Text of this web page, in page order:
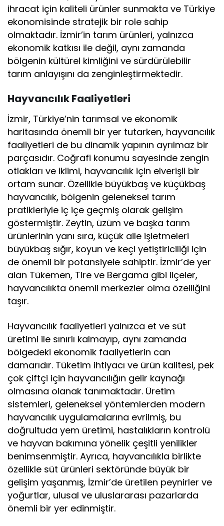
ihracat için kaliteli ürünler sunmakta ve Türkiye
ekonomisinde stratejik bir role sahip
olmaktadır. İzmir’in tarım ürünleri, yalnızca
ekonomik katkısı ile değil, aynı zamanda
bölgenin kültürel kimliğini ve sürdürülebilir
tarım anlayışını da zenginleştirmektedir.
Hayvancılık Faaliyetleri
İzmir, Türkiye’nin tarımsal ve ekonomik
haritasında önemli bir yer tutarken, hayvancılık
faaliyetleri de bu dinamik yapının ayrılmaz bir
parçasıdır. Coğrafi konumu sayesinde zengin
otlakları ve iklimi, hayvancılık için elverişli bir
ortam sunar. Özellikle büyükbaş ve küçükbaş
hayvancılık, bölgenin geleneksel tarım
pratikleriyle iç içe geçmiş olarak gelişim
göstermiştir. Zeytin, üzüm ve başka tarım
ürünlerinin yanı sıra, küçük aile işletmeleri
büyükbaş sığır, koyun ve keçi yetiştiriciliği için
de önemli bir potansiyele sahiptir. İzmir’de yer
alan Tükemen, Tire ve Bergama gibi ilçeler,
hayvancılıkta önemli merkezler olma özelliğini
taşır.
Hayvancılık faaliyetleri yalnızca et ve süt
üretimi ile sınırlı kalmayıp, aynı zamanda
bölgedeki ekonomik faaliyetlerin can
damarıdır. Tüketim ihtiyacı ve ürün kalitesi, pek
çok çiftçi için hayvancılığın gelir kaynağı
olmasına olanak tanımaktadır. Üretim
sistemleri, geleneksel yöntemlerden modern
hayvancılık uygulamalarına evrilmiş, bu
doğrultuda yem üretimi, hastalıkların kontrolü
ve hayvan bakımına yönelik çeşitli yenilikler
benimsenmiştir. Ayrıca, hayvancılıkla birlikte
özellikle süt ürünleri sektöründe büyük bir
gelişim yaşanmış, İzmir’de üretilen peynirler ve
yoğurtlar, ulusal ve uluslararası pazarlarda
önemli bir yer edinmiştir.